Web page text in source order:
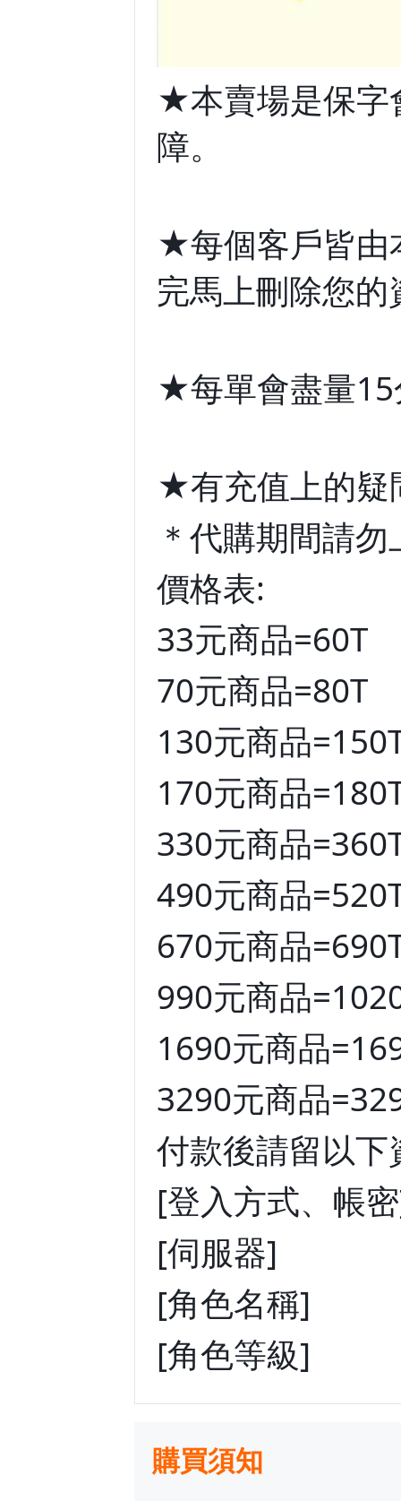
★本賣場是保字
障。
★每個客戶皆由
完馬上刪除您的
★每單會盡量15
★有充值上的疑
＊代購期間請
價格表:
33元商品=60T
70元商品=80T
130元商品
170元商品
330元商品
490元商品
670元商品
990元商品
1690元商品
3290元商品
付款後請留以下
[登入方式、帳
[伺服器]
[角色名稱]
[角色等級]
購買須知